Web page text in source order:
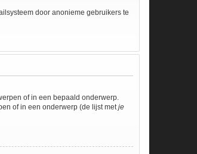
door anonieme gebruikers te
of in een bepaald onderwerp.
of in een onderwerp (de lijst metje